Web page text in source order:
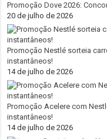
Promoção Dove 2026:
20 de julho de 2026
Promoção Nestlé sorteia
instantâneos!
14 de julho de 2026
Promoção Acelere com
instantâneos!
14 de julho de 2026